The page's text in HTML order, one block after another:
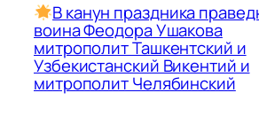
В канун праздника
воина Феодора Ушакова
митрополит Ташкентский и
Узбекистанский Викентий и
митрополит Челябинский